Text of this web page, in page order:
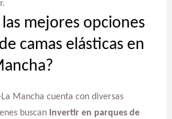
las mejores opciones
camas elásticas en
Mancha cuenta con diversas
buscan invertir en parques de